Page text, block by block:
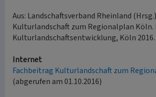
Aus: Landschaftsverband Rheinland
Kulturlandschaft zum Regionalplan Köln.
Kulturlandschaftsentwicklung, Köln 2016.
Internet
Fachbeitrag Kulturlandschaft zum
(abgerufen am 01.10.2016)